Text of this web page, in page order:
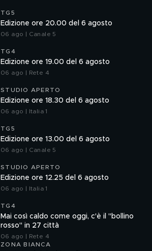
TG5
Edizione ore 20.00 del 6 agosto
06 ago | Canale 5
TG4
Edizione ore 19.00 del 6 agosto
06 ago | Rete 4
STUDIO APERTO
Edizione ore 18.30 del 6 agosto
06 ago | Italia 1
TG5
Edizione ore 13.00 del 6 agosto
06 ago | Canale 5
STUDIO APERTO
Edizione ore 12.25 del 6 agosto
06 ago | Italia 1
TG4
Mai così caldo come oggi, c'è il "bollino
rosso" in 27 città
06 ago | Rete 4
ZONA BIANCA